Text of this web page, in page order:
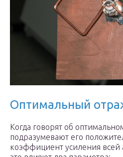
Оптимальный
Когда говорят об
подразумевают его
коэффициент усиления